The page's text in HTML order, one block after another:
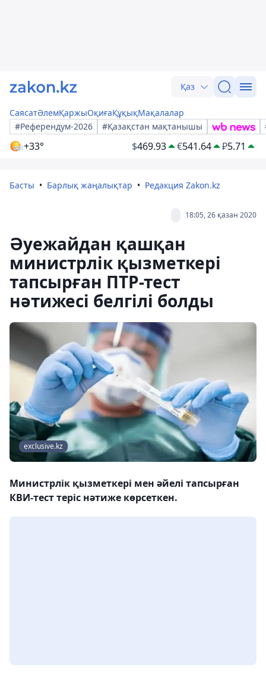
Қаз
СаясатӘлемҚаржыОқиғаҚұқықМақалалар
#Референдум-2026
#Қазақстан мақтанышы
+33° $469.93 €541.64 ₽5.71
Басты Барлық жаңалықтар Редакция Zakon.kz
18:05, 26 қазан 2020
Әуежайдан қашқан
министрлік қызметкері
тапсырған ПТР-тест
нәтижесі белгілі болды
exclusive.kz
Министрлік қызметкері мен әйелі тапсырған
КВИ-тест теріс нәтиже көрсеткен.